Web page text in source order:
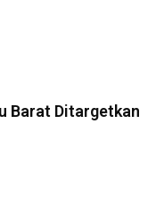
Barat Ditargetkan